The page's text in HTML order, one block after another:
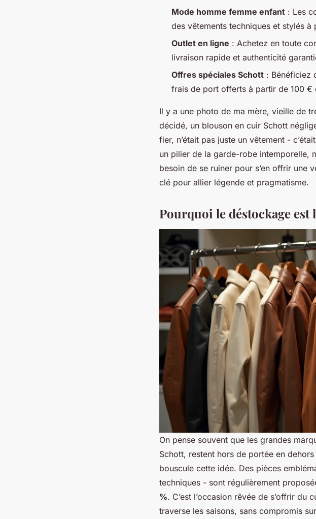
Mode homme femme enfant : Les
des vêtements techniques et stylés à
Outlet en ligne : Achetez en toute
livraison rapide et authenticité
Offres spéciales Schott : Bénéficiez
frais de port offerts à partir de 100 €
Il y a une photo de ma mère, vieille de
décidé, un blouson en cuir Schott
fier, n’était pas juste un vêtement -
un pilier de la garde-robe intemporelle,
besoin de se ruiner pour s’en offrir une
clé pour allier légende et pragmatisme.
Pourquoi le déstockage
On pense souvent que les grandes
Schott, restent hors de portée en
bouscule cette idée. Des pièces
techniques - sont régulièrement
%. C’est l’occasion rêvée de s’offrir
traverse les saisons, sans compromis